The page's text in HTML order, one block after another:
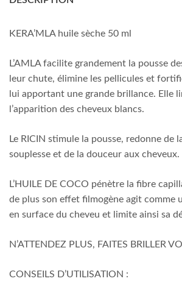
KERA’MLA huile sèche 50 ml
L’AMLA facilite grandement la pousse
leur chute, élimine les pellicules et
lui apportant une grande brillance. Elle
l’apparition des cheveux blancs.
Le RICIN stimule la pousse, redonne de
souplesse et de la douceur aux cheveux.
L’HUILE DE COCO pénètre la fibre
de plus son effet filmogène agit comme
en surface du cheveu et limite ainsi sa
N’ATTENDEZ PLUS, FAITES BRILLER
CONSEILS D’UTILISATION :